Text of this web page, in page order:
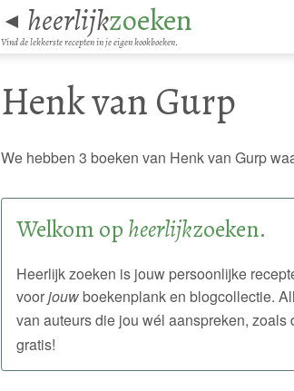
◄ heerlijkzoeken
Vind de lekkerste recepten in je eigen kookboeken.
Henk van Gurp
We hebben 3 boeken van Henk van Gurp
Welkom op heerlijkzoeken.
Heerlijk zoeken is jouw persoonlijke
voorjouwboekenplank en blogcollectie.
van auteurs die jou wél aanspreken, zoals
gratis!